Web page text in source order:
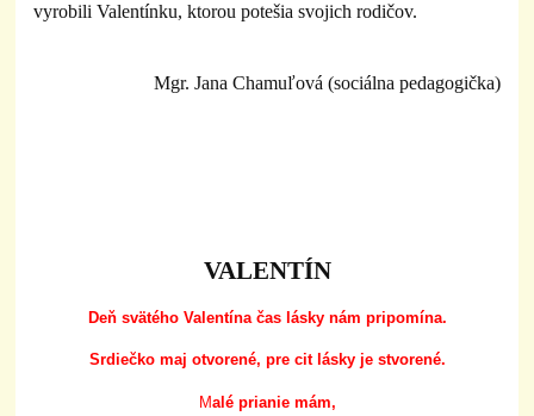
vyrobili Valentínku, ktorou potešia svojich rodičov.
Mgr. Jana Chamuľová (sociálna pedagogička)
VALENTÍN
Deň svätého Valentína čas lásky nám pripomína.
Srdiečko maj otvorené, pre cit lásky je stvorené.
Malé prianie mám,